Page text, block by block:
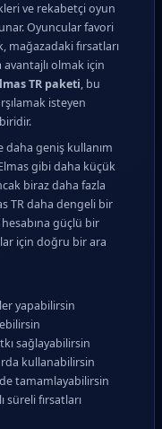
ve rekabetçi oyun
Oyuncular favori
mağazadaki fırsatları
olmak için
TR paketi, bu
isteyen
geniş kullanım
gibi daha küçük
biraz daha fazla
TR daha dengeli bir
güçlü bir
için doğru bir ara
yapabilirsin
sağlayabilirsin
kullanabilirsin
tamamlayabilirsin
süreli fırsatları